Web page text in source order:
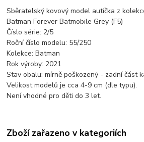
Sběratelský kovový model autíčka z
Batman Forever Batmobile Grey (F5)
Číslo série: 2/5
Roční číslo modelu: 55/250
Kolekce: Batman
Rok výroby: 2021
Stav obalu: mírně poškozený - zadní část
Velikost modelů je cca 4-9 cm (dle typu).
Není vhodné pro děti do 3 let.
Zboží zařazeno v kategoriích